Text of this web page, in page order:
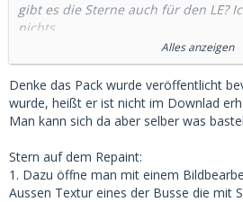
gibt es die Sterne auch für den LE?
nichts.
Gruß,
Semir123
Alles anzeigen
Denke das Pack wurde veröffentlicht
wurde, heißt er ist nicht im Downlad
Man kann sich da aber selber was
Stern auf dem Repaint:
1. Dazu öffne man mit einem
Aussen Textur eines der Busse die mit